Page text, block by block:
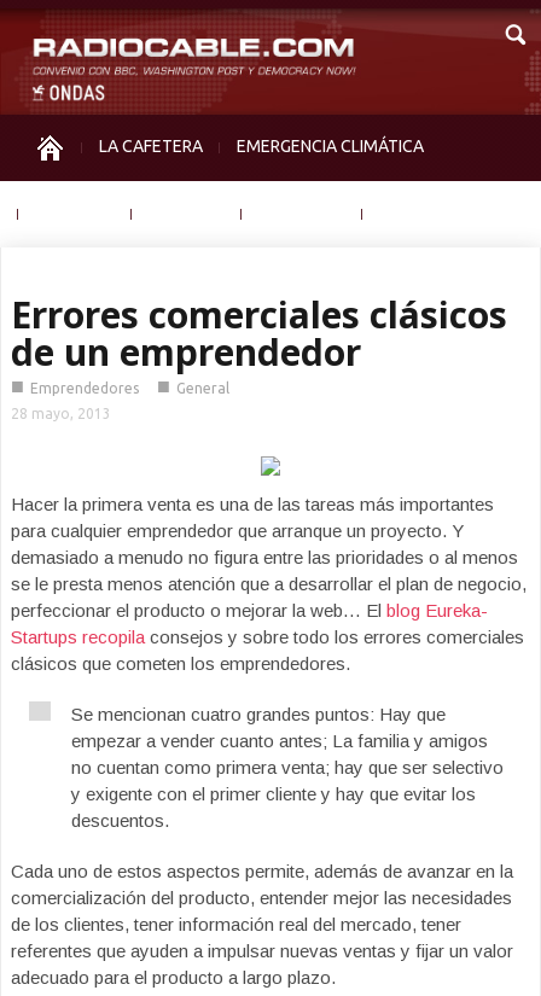
LA CAFETERA EMERGENCIA CLIMÁTICA
Errores comerciales clásicos
de un emprendedor
■ Emprendedores ■ General
28 mayo, 2013
Hacer la primera venta es una de las tareas más importantes
para cualquier emprendedor que arranque un proyecto. Y
demasiado a menudo no figura entre las prioridades o al menos
se le presta menos atención que a desarrollar el plan de negocio,
perfeccionar el producto o mejorar la web… El blog Eureka-
Startups recopila consejos y sobre todo los errores comerciales
clásicos que cometen los emprendedores.
Se mencionan cuatro grandes puntos: Hay que
empezar a vender cuanto antes; La familia y amigos
no cuentan como primera venta; hay que ser selectivo
y exigente con el primer cliente y hay que evitar los
descuentos.
Cada uno de estos aspectos permite, además de avanzar en la
comercialización del producto, entender mejor las necesidades
de los clientes, tener información real del mercado, tener
referentes que ayuden a impulsar nuevas ventas y fijar un valor
adecuado para el producto a largo plazo.